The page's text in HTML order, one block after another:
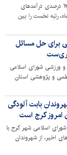
منطقه ۵ شهرداری کرج، با تحقق ۱۳۰ درصدی درآمدهای
رتبه نخست را بین
سیاست‌گذاری‌های دقیق
برای حل مسائل
ورزشی شورای اسلامی
و پژوهشی استان
بابت آلودگی
امروز کرج است
اسلامی شهر کرج با
اخیر، از شهروندان
حل این بحران در اولویت